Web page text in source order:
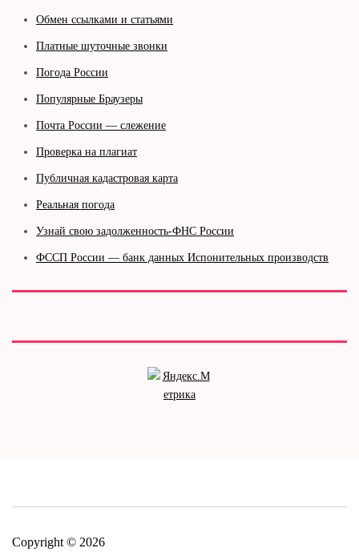
Обмен ссылками и статьями
Платные шуточные звонки
Погода России
Популярные Браузеры
Почта России — слежение
Проверка на плагиат
Публичная кадастровая карта
Реальная погода
Узнай свою задолженность-ФНС России
ФССП России — банк данных Испонительных производств
Copyright © 2026